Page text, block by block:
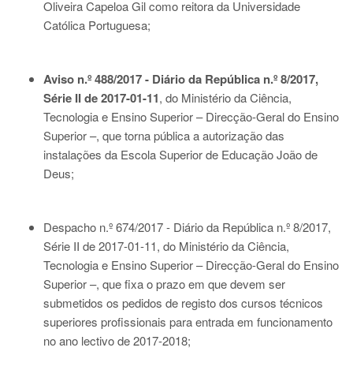
Oliveira Capeloa Gil como reitora da Universidade
Católica Portuguesa;
Aviso n.º 488/2017 - Diário da República n.º 8/2017,
Série II de 2017-01-11, do Ministério da Ciência,
Tecnologia e Ensino Superior – Direcção-Geral do Ensino
Superior –, que torna pública a autorização das
instalações da Escola Superior de Educação João de
Deus;
Despacho n.º 674/2017 - Diário da República n.º 8/2017,
Série II de 2017-01-11, do Ministério da Ciência,
Tecnologia e Ensino Superior – Direcção-Geral do Ensino
Superior –, que fixa o prazo em que devem ser
submetidos os pedidos de registo dos cursos técnicos
superiores profissionais para entrada em funcionamento
no ano lectivo de 2017-2018;